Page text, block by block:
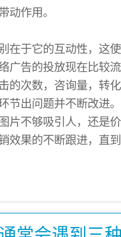
动作用。
在于它的互动性，这
广告的投放现在比较
的次数，咨询量，转
节出问题并不断改进
片不够吸引人，还是
效果的不断跟进，直